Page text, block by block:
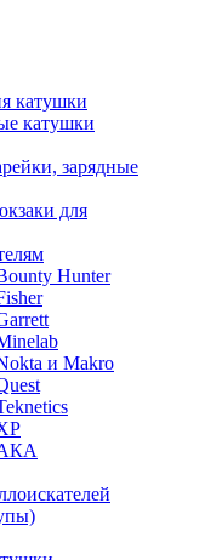
катушки
катушки
зарядные
для
Hunter
и Makro
АКА